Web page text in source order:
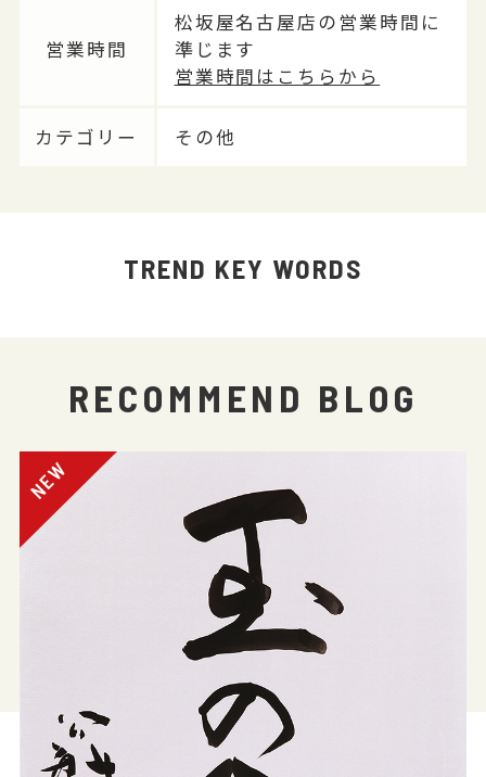
営業時間
松坂屋名古屋店の営業時間に
準じます
営業時間はこちらから
カテゴリー その他
TREND KEY WORDS
RECOMMEND BLOG